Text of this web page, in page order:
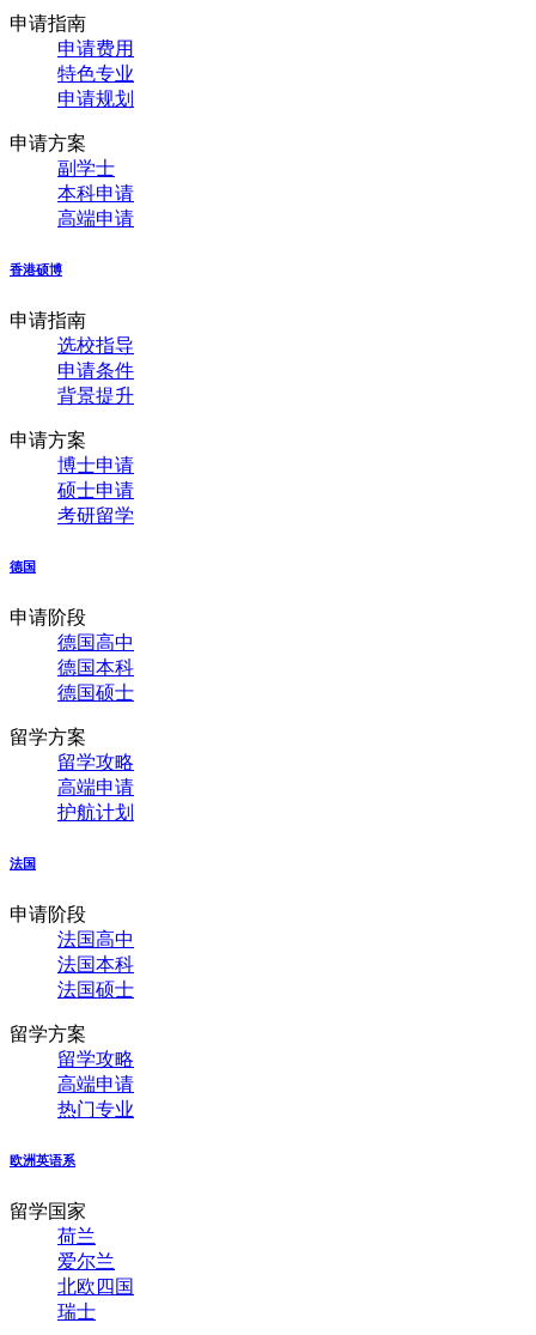
申请指南
申请费用
特色专业
申请规划
申请方案
副学士
本科申请
高端申请
香港硕博
申请指南
选校指导
申请条件
背景提升
申请方案
博士申请
硕士申请
考研留学
德国
申请阶段
德国高中
德国本科
德国硕士
留学方案
留学攻略
高端申请
护航计划
法国
申请阶段
法国高中
法国本科
法国硕士
留学方案
留学攻略
高端申请
热门专业
欧洲英语系
留学国家
荷兰
爱尔兰
北欧四国
瑞士